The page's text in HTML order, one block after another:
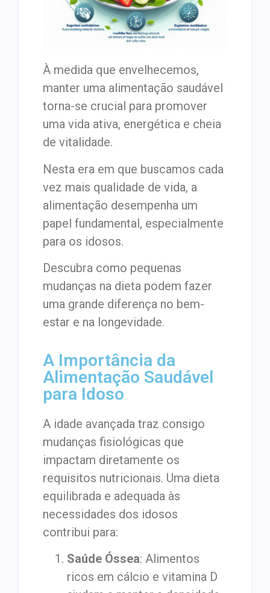
À medida que envelhecemos,
manter uma alimentação saudável
torna-se crucial para promover
uma vida ativa, energética e cheia
de vitalidade.
Nesta era em que buscamos cada
vez mais qualidade de vida, a
alimentação desempenha um
papel fundamental, especialmente
para os idosos.
Descubra como pequenas
mudanças na dieta podem fazer
uma grande diferença no bem-
estar e na longevidade.
A Importância da
Alimentação Saudável
para Idoso
A idade avançada traz consigo
mudanças fisiológicas que
impactam diretamente os
requisitos nutricionais. Uma dieta
equilibrada e adequada às
necessidades dos idosos
contribui para:
Saúde Óssea: Alimentos
ricos em cálcio e vitamina D